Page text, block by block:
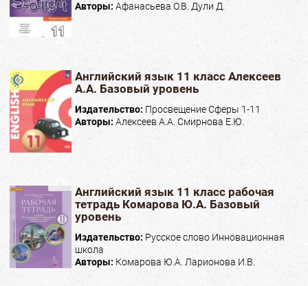
Авторы: Афанасьева О.В. Дули Д.
Английский язык 11 класс Алексеев
А.А. Базовый уровень
Издательство: Просвещение Сферы 1-11
Авторы:Алексеев А.А. Смирнова Е.Ю.
Английский язык 11 класс рабочая
тетрадь Комарова Ю.А. Базовый
уровень
Издательство: Русское слово Инновационная
школа
Авторы: Комарова Ю.А. Ларионова И.В.